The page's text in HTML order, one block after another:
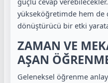
yükseköğretimde hem de
dönüştürücü bir etki
ZAMAN VE
AŞAN
Geleneksel öğrenme